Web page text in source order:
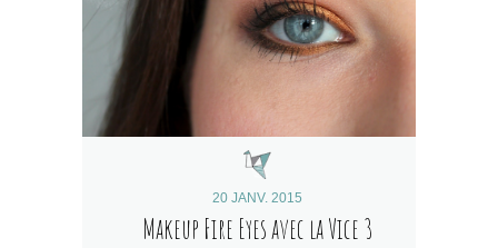
20 JANV. 2015
Makeup Fire Eyes avec la Vice 3